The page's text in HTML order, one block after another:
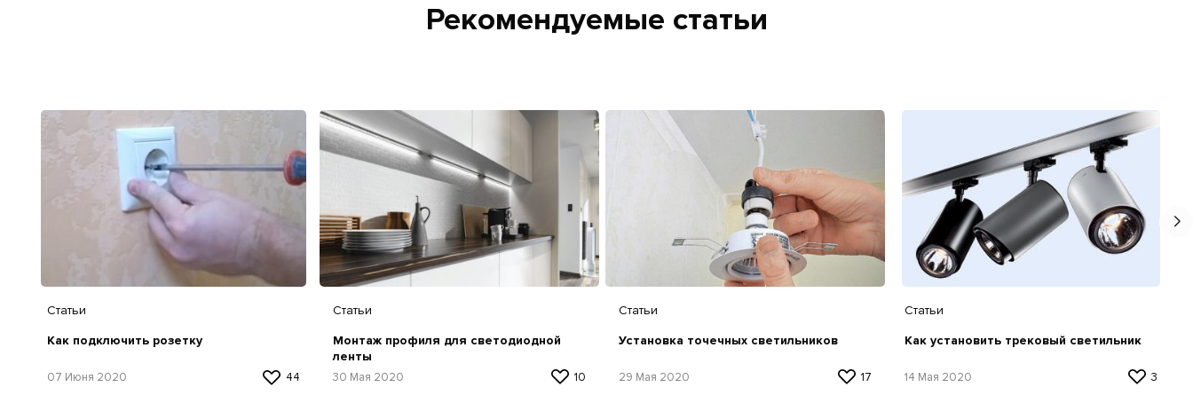
Рекомендуемые статьи
Статьи
Как подключить розетку
07 Июня 2020 44
Статьи
Монтаж профиля для светодиодной
ленты
30 Мая 2020 10
Статьи
Установка точечных светильников
29 Мая 2020 17
Статьи
Как установить трековый светильник
14 Мая 2020 3